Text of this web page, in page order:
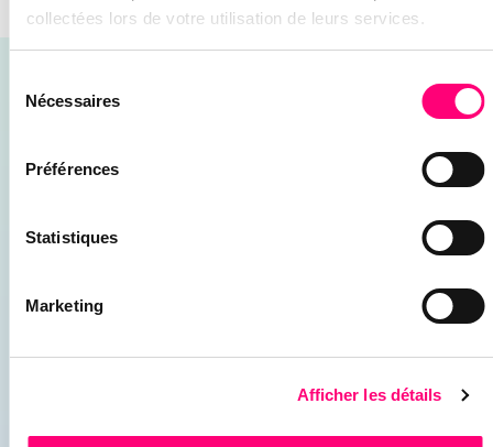
collectées lors de votre utilisation de leurs services.
Nécessaires
Préférences
Statistiques
Marketing
Afficher les détails
CES ARTICLES POURRAIENT VOUS
RETROUVEZ NOS CONSEILS, GUIDES &
11/03/2026